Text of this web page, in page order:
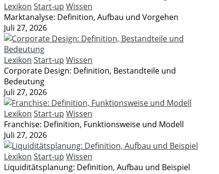
Lexikon Start-up Wissen
Marktanalyse: Definition, Aufbau und Vorgehen
Juli 27, 2026
Lexikon Start-up Wissen
Corporate Design: Definition, Bestandteile und
Bedeutung
Juli 27, 2026
Lexikon Start-up Wissen
Franchise: Definition, Funktionsweise und Modell
Juli 27, 2026
Lexikon Start-up Wissen
Liquiditätsplanung: Definition, Aufbau und Beispiel